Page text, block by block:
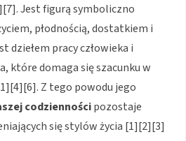
Jest figurą symboliczno
płodnością, dostatkiem i
dziełem pracy człowieka i
które domaga się szacunku w
Z tego powodu jego
codziennościpozostaje
się stylów życia [1][2][3]